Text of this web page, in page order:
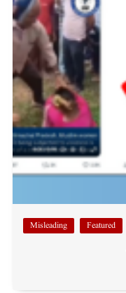
Featured
Misleading